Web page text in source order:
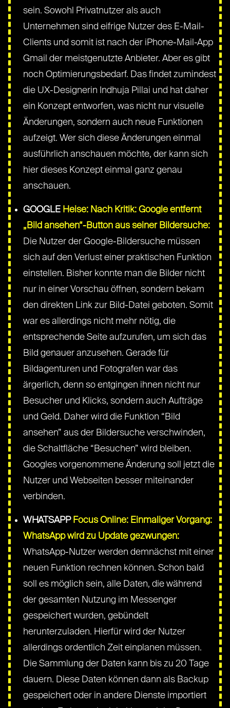
sein. Sowohl Privatnutzer als auch
Unternehmen sind eifrige Nutzer des E-Mail-
Clients und somit ist nach der iPhone-Mail-App
Gmail der meistgenutzte Anbieter. Aber es gibt
noch Optimierungsbedarf. Das findet zumindest
die UX-Designerin Indhuja Pillai und hat daher
ein Konzept entworfen, was nicht nur visuelle
Änderungen, sondern auch neue Funktionen
aufzeigt. Wer sich diese Änderungen einmal
ausführlich anschauen möchte, der kann sich
hier dieses Konzept einmal ganz genau
anschauen.
GOOGLE Heise: Nach Kritik: Google entfernt
„Bild ansehen“-Button aus seiner Bildersuche:
Die Nutzer der Google-Bildersuche müssen
sich auf den Verlust einer praktischen Funktion
einstellen. Bisher konnte man die Bilder nicht
nur in einer Vorschau öffnen, sondern bekam
den direkten Link zur Bild-Datei geboten. Somit
war es allerdings nicht mehr nötig, die
entsprechende Seite aufzurufen, um sich das
Bild genauer anzusehen. Gerade für
Bildagenturen und Fotografen war das
ärgerlich, denn so entgingen ihnen nicht nur
Besucher und Klicks, sondern auch Aufträge
und Geld. Daher wird die Funktion “Bild
ansehen” aus der Bildersuche verschwinden,
die Schaltfläche “Besuchen” wird bleiben.
Googles vorgenommene Änderung soll jetzt die
Nutzer und Webseiten besser miteinander
verbinden.
WHATSAPP Focus Online: Einmaliger Vorgang:
WhatsApp wird zu Update gezwungen:
WhatsApp-Nutzer werden demnächst mit einer
neuen Funktion rechnen können. Schon bald
soll es möglich sein, alle Daten, die während
der gesamten Nutzung im Messenger
gespeichert wurden, gebündelt
herunterzuladen. Hierfür wird der Nutzer
allerdings ordentlich Zeit einplanen müssen.
Die Sammlung der Daten kann bis zu 20 Tage
dauern. Diese Daten können dann als Backup
gespeichert oder in andere Dienste importiert